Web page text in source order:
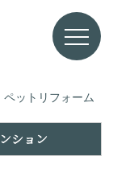
ペットリフォーム
ション